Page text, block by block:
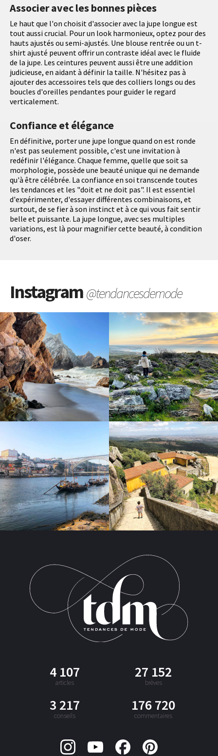
Associer avec les bonnes pièces
Le haut que l'on choisit d'associer avec la jupe longue est
tout aussi crucial. Pour un look harmonieux, optez pour des
hauts ajustés ou semi-ajustés. Une blouse rentrée ou un t-
shirt ajusté peuvent offrir un contraste idéal avec le fluide
de la jupe. Les ceintures peuvent aussi être une addition
judicieuse, en aidant à définir la taille. N'hésitez pas à
ajouter des accessoires tels que des colliers longs ou des
boucles d'oreilles pendantes pour guider le regard
verticalement.
Confiance et élégance
En définitive, porter une jupe longue quand on est ronde
n'est pas seulement possible, c'est une invitation à
redéfinir l'élégance. Chaque femme, quelle que soit sa
morphologie, possède une beauté unique qui ne demande
qu'à être célébrée. La confiance en soi transcende toutes
les tendances et les "doit et ne doit pas". Il est essentiel
d'expérimenter, d'essayer différentes combinaisons, et
surtout, de se fier à son instinct et à ce qui vous fait sentir
belle et puissante. La jupe longue, avec ses multiples
variations, est là pour magnifier cette beauté, à condition
d'oser.
Instagram@tendancesdemode
4 107
articles
27 152
brèves
3 217
conseils
176 720
commentaires